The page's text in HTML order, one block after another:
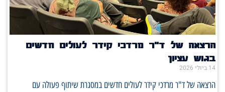
הרצאה של ד"ר מרדכי קידר לעולים חדשים
בגוש עציון
14 ביולי 2026
הרצאה של ד"ר מרדכי קידר לעולים חדשים במסגרת שיתוף פעולה עם